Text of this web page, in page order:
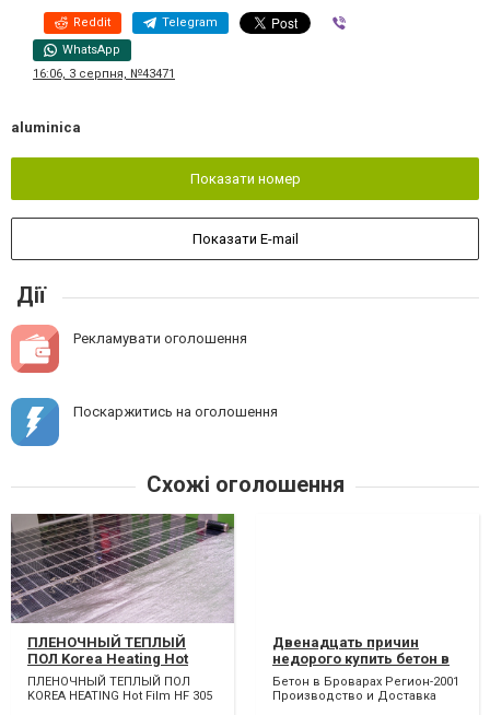
Reddit Telegram
WhatsApp
16:06, 3 серпня, №43471
aluminica
Показати номер
Показати E-mail
Дії
Рекламувати оголошення
Поскаржитись на оголошення
Схожі оголошення
ПЛЕНОЧНЫЙ ТЕПЛЫЙ
ПОЛ Korea Heating Hot
Film HF 305 Высокого
качества
ПЛЕНОЧНЫЙ ТЕПЛЫЙ ПОЛ
KOREA HEATING Hot Film HF 305
Двенадцать причин
недорого купить бетон в
Броварах. Доставка
бетона в Броварах,
Бетон в Броварах Регион-2001
Производство и Доставка